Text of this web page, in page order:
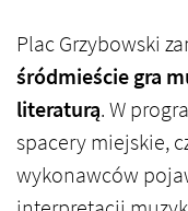
Plac Grzybowski
śródmieście gra
literaturą. W
spacery miejskie,
wykonawców